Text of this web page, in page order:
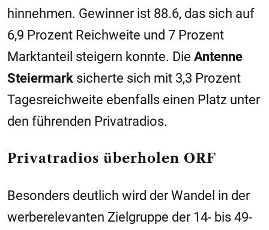
hinnehmen. Gewinner ist 88.6, das sich auf
6,9 Prozent Reichweite und 7 Prozent
Marktanteil steigern konnte. Die Antenne
Steiermark sicherte sich mit 3,3 Prozent
Tagesreichweite ebenfalls einen Platz unter
den führenden Privatradios.
Privatradios überholen ORF
Besonders deutlich wird der Wandel in der
werberelevanten Zielgruppe der 14- bis 49-